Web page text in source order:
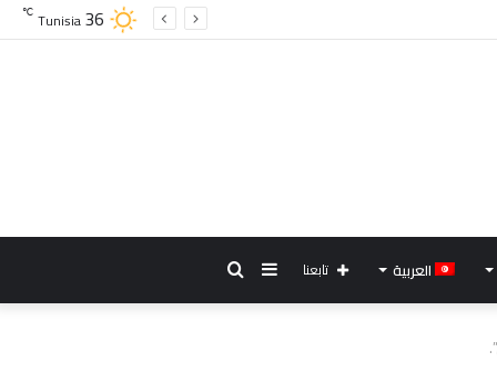
Tunisia36
℃
العربية
بحثإضافة
تابعنا